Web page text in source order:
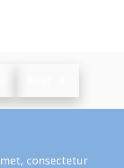
consectetur